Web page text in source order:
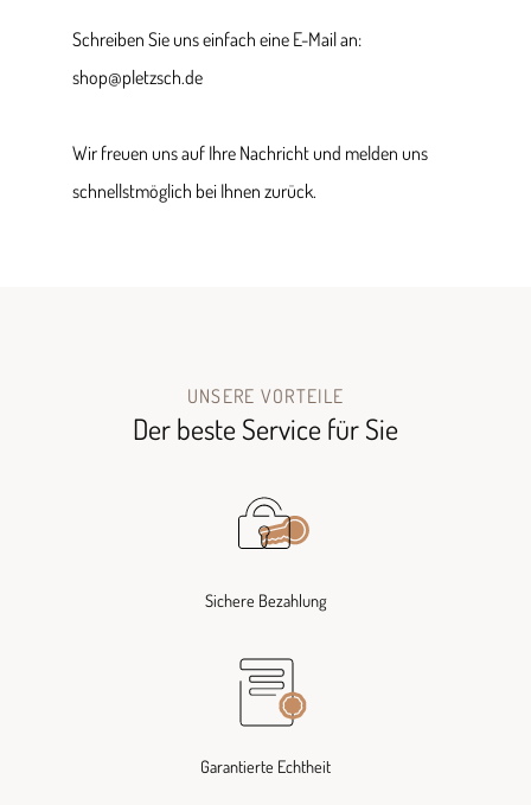
Schreiben Sie uns einfach eine E-Mail an:
shop@pletzsch.de
Wir freuen uns auf Ihre Nachricht und melden uns
schnellstmöglich bei Ihnen zurück.
UNSERE VORTEILE
Der beste Service für Sie
Sichere Bezahlung
Garantierte Echtheit